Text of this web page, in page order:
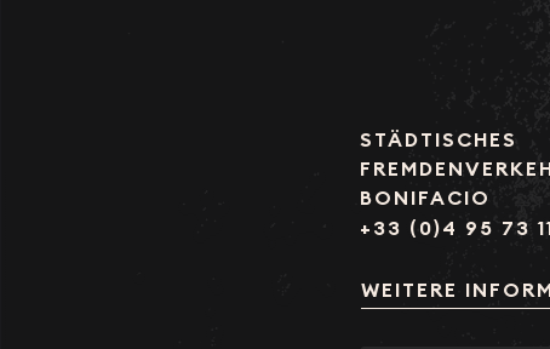
STÄDTISCHES
BONIFACIO
+33 (0)4 95 73
WEITERE